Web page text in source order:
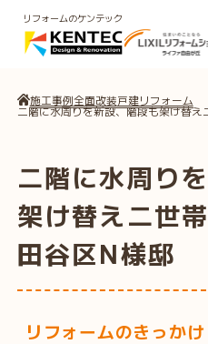
リフォームのケンテック
施工事例全面改装戸建リフォーム
二階に水周りを新設、階段も架け
二階に水周り
架け替え二
田谷区N様邸
リフォームのきっかけ